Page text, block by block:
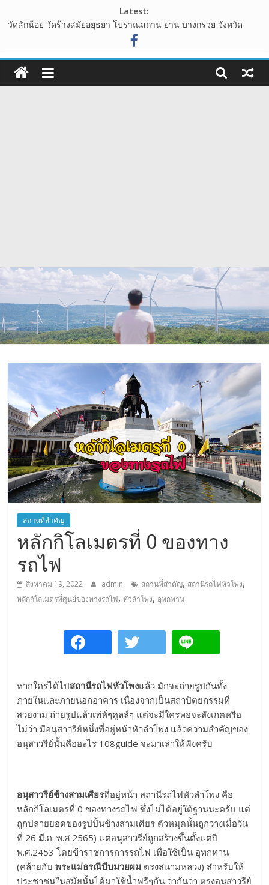
to
Latest:
วัดสักน้อย วัดร้างสมัยอยุธยา โบราณสถาน ย่าน บางกรวย จังหวัด
ไร่ทองสมบูรณ์คลับ เขาใหญ่ ต้นไม้รูปหัวใจ กลางทุ่งหญ้า ที่โอบล้อมไป
ด้วนขุนเขา
อุทยานหินเขางู อ.เมืองราชบุรี แหล่งท่องเที่ยวเชิงธรรมชาติ ที่น่าแวะ
108guide
เว็บ
ที่
ท่อง
เที่ยว
เที่ยว
ที่
กิน
ที่พัก
มากมาย
เว็บ
ท่อง
เที่ยว
การ
เดิน
สถาน
กิน
ที่พัก
มากมาย
สถานที่สำคัญ
หลักกิโลเมตรที่ 0 ของทาง
รถไฟ
สิงหาคม 19, 2022 admin สถานที่สำคัญ, สถานีรถไฟหัวโพง,
หลักกิโลเมตรที่ศูนย์ของทางรถไฟ,หัวลำโพง, อุทกทาน
หากใครได้ไปสถานีรถไฟหัวโพงแล้ว มักจะถ่ายรูปกันทั้ง
ภายในและภายนอกอาคาร เนื่องจากเป็นสถาปัตยกรรมที่
สวยงาม ถ่ายรูปแล้วเท่ห์ๆคูลล์ๆ แต่จะมีใครพอจะสังเกตหรือ
ไม่ว่า มีอนุสาวรีย์หนึ่งที่อยู่หน้าหัวลำโพง แล้วความสำคัญของ
อนุสาวรีย์นั้นคืออะไร 108guide จะมาเล่าให้ฟังครับ
อนุสาวรีย์ช้างสามเศียรที่อยู่หน้า สถานีรถไฟหัวลำโพง คือ
หลักกิโลเมตรที่ 0 ของทางรถไฟ ซึ่งไม่ได้อยู่ใต้ฐานนะครับ แต่
ถูกปลายยอดของรูปปั้นช้างสามเศียร ตัวหมุดนั้นถูกวางเมื่อวัน
ที่ 26 มี.ค. พ.ศ.2565) แต่อนุสาวรีย์ถูกสร้างขึ้นตั้งแต่ปี
พ.ศ.2453 โดยข้าราชการการรถไฟ เพื่อใช้เป็น อุทกทาน
(คล้ายกับพระแม่ธรณีบีบมวยผม ตรงสนามหลวง) สำหรับให้
ประชาชนในสมัยนั้นได้มาใช้น้ำฟรีๆกัน ว่ากันว่า ตรงอนุสาวรีย์